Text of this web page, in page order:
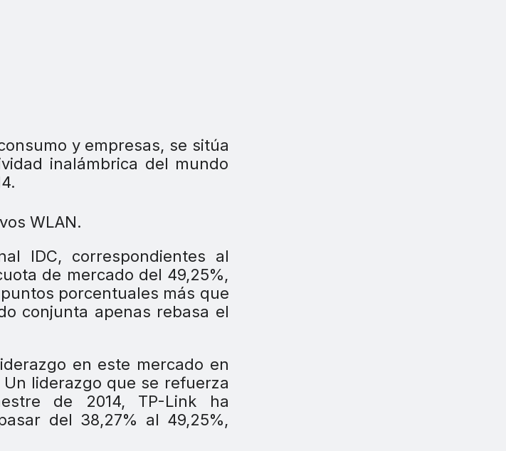
y empresas, se sitúa
inalámbrica del mundo
IDC, correspondientes al
de mercado del 49,25%,
porcentuales más que
conjunta apenas rebasa el
en este mercado en
liderazgo que se refuerza
de 2014, TP-Link ha
del 38,27% al 49,25%,